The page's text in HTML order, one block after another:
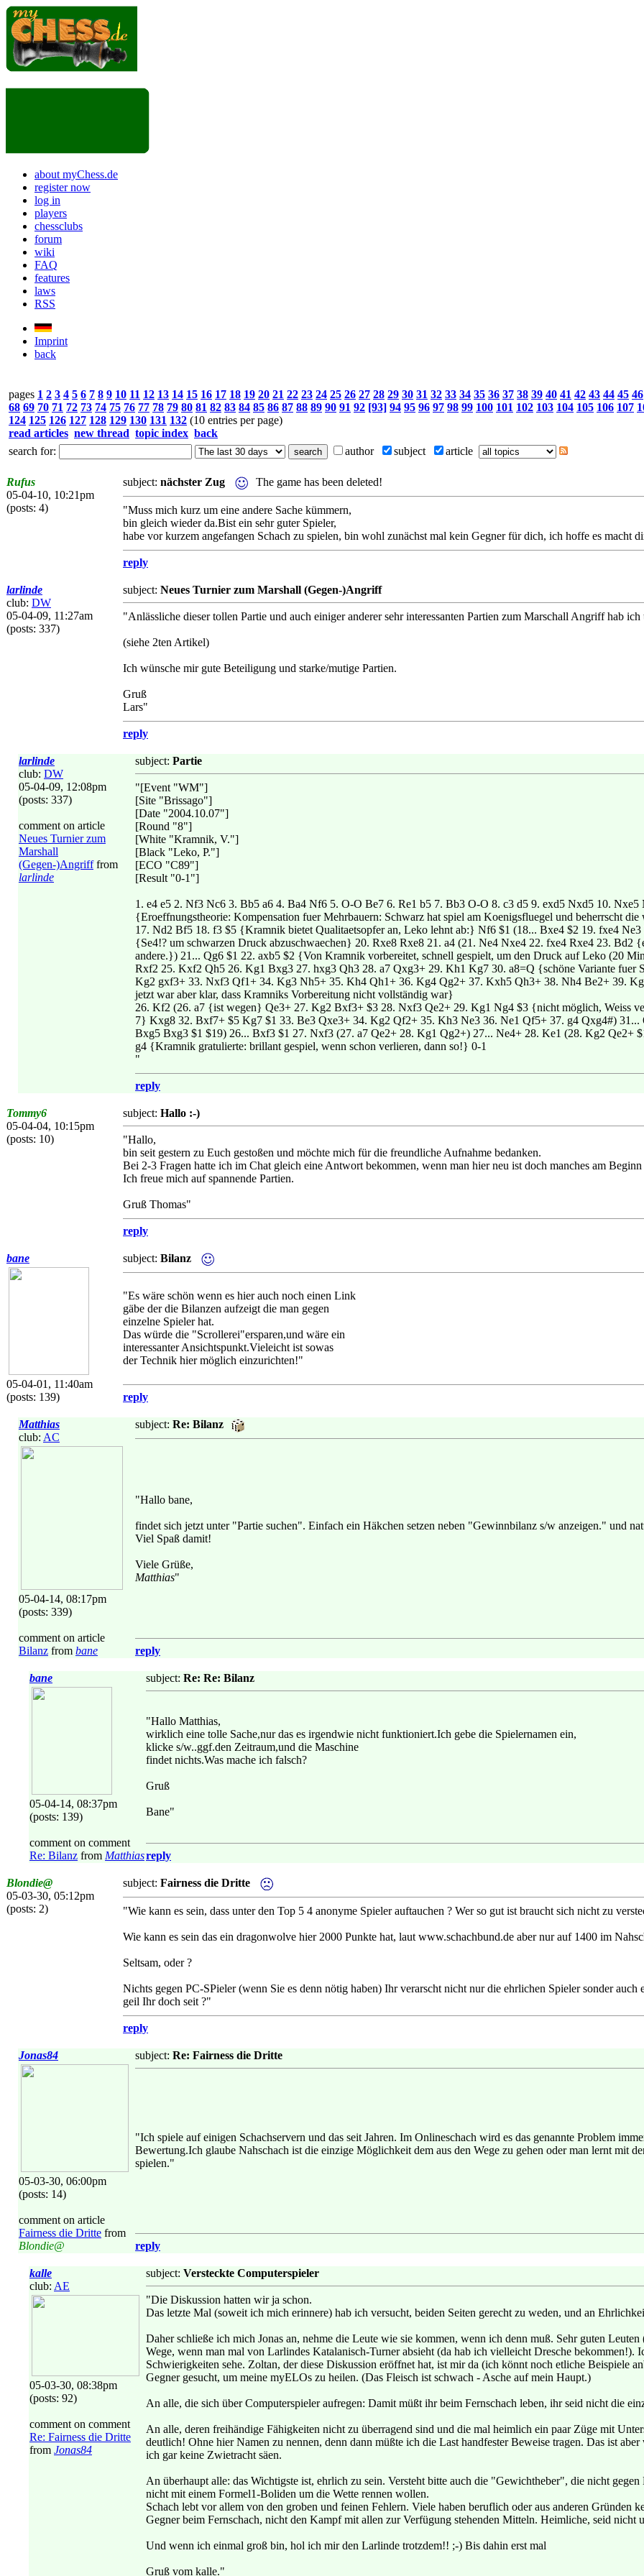
about myChess.de
register now
log in
players
chessclubs
forum
wiki
FAQ
features
laws
RSS
Imprint
back
pages 1 2 3 4 5 6 7 8 9 10 11 12 13 14 15 16 17 18 19 20 21 22 23 24 25 26 27 28 29 30 31 32 33 34 35 36 37 38 39 40 41 42 43 44 45 46
68 69 70 71 72 73 74 75 76 77 78 79 80 81 82 83 84 85 86 87 88 89 90 91 92 [93] 94 95 96 97 98 99 100 101 102 103 104 105 106 107
124 125 126 127 128 129 130 131 132 (10 entries per page)
read articles new thread topic index back
search for:
author subject article
Rufus
05-04-10, 10:21pm
(posts: 4)
subject: nächster Zug The game has been deleted!
"Muss mich kurz um eine andere Sache kümmern,
bin gleich wieder da.Bist ein sehr guter Spieler,
habe vor kurzem angefangen Schach zu spielen, bin wohl zunächst mal kein Gegner für dich, ich hoffe es macht
reply
larlinde
club: DW
05-04-09, 11:27am
(posts: 337)
subject: Neues Turnier zum Marshall (Gegen-)Angriff
"Anlässliche dieser tollen Partie und auch einiger anderer sehr interessanten Partien zum Marschall Angriff hab
(siehe 2ten Artikel)
Ich wünsche mir gute Beteiligung und starke/mutige Partien.
Gruß
Lars"
reply
larlinde
club: DW
05-04-09, 12:08pm
(posts: 337)
comment on article
Neues Turnier zum
Marshall
(Gegen-)Angrifffrom
larlinde
subject: Partie
"[Event "WM"]
[Site "Brissago"]
[Date "2004.10.07"]
[Round "8"]
[White "Kramnik, V."]
[Black "Leko, P."]
[ECO "C89"]
[Result "0-1"]
1. e4 e5 2. Nf3 Nc6 3. Bb5 a6 4. Ba4 Nf6 5. O-O Be7 6. Re1 b5 7. Bb3 O-O 8. c3 d5 9. exd5 Nxd5 10.
{Eroeffnungstheorie: Kompensation fuer Mehrbauern: Schwarz hat spiel am Koenigsfluegel und beherrscht
17. Nd2 Bf5 18. f3 $5 {Kramnik bietet Qualitaetsopfer an, Leko lehnt ab:} Nf6 $1 (18... Bxe4 $2 19. fxe4
{Se4!? um schwarzen Druck abzuschwaechen} 20. Rxe8 Rxe8 21. a4 (21. Ne4 Nxe4 22. fxe4 Rxe4 23. Bd2
andere.}) 21... Qg6 $1 22. axb5 $2 {Von Kramnik vorbereitet, schnell gespielt, um den Druck auf Leko (20
Rxf2 25. Kxf2 Qh5 26. Kg1 Bxg3 27. hxg3 Qh3 28. a7 Qxg3+ 29. Kh1 Kg7 30. a8=Q {schöne Variante fuer
Kg2 gxf3+ 33. Nxf3 Qf1+ 34. Kg3 Nh5+ 35. Kh4 Qh1+ 36. Kg4 Qg2+ 37. Kxh5 Qh3+ 38. Nh4 Be2+ 39.
jetzt war aber klar, dass Kramniks Vorbereitung nicht vollständig war}
26. Kf2 (26. a7 {ist wegen} Qe3+ 27. Kg2 Bxf3+ $3 28. Nxf3 Qe2+ 29. Kg1 Ng4 $3 {nicht möglich, Weiss
7} Kxg8 32. Bxf7+ $5 Kg7 $1 33. Be3 Qxe3+ 34. Kg2 Qf2+ 35. Kh3 Ne3 36. Ne1 Qf5+ 37. g4 Qxg4#)
Bxg5 Bxg3 $1 $19) 26... Bxf3 $1 27. Nxf3 (27. a7 Qe2+ 28. Kg1 Qg2+) 27... Ne4+ 28. Ke1 (28. Kg2
g4 {Kramnik gratulierte: brillant gespiel, wenn schon verlieren, dann so!} 0-1
"
reply
Tommy6
05-04-04, 10:15pm
(posts: 10)
subject: Hallo :-)
"Hallo,
bin seit gestern zu Euch gestoßen und möchte mich für die freundliche Aufnahme bedanken.
Bei 2-3 Fragen hatte ich im Chat gleich eine Antwort bekommen, wenn man hier neu ist doch manches am
Ich freue mich auf spannende Partien.
Gruß Thomas"
reply
bane
05-04-01, 11:40am
(posts: 139)
subject: Bilanz
"Es wäre schön wenn es hier auch noch einen Link
gäbe der die Bilanzen aufzeigt die man gegen
einzelne Spieler hat.
Das würde die "Scrollerei"ersparen,und wäre ein
interessanter Ansichtspunkt.Vieleicht ist sowas
der Technik hier möglich einzurichten!"
reply
Matthias
club: AC
05-04-14, 08:17pm
(posts: 339)
comment on article
Bilanz from bane
subject: Re: Bilanz
"Hallo bane,
findet sich jetzt unter "Partie suchen". Einfach ein Häkchen setzen neben "Gewinnbilanz s/w anzeigen." und
Viel Spaß damit!
Viele Grüße,
Matthias"
reply
bane
05-04-14, 08:37pm
(posts: 139)
comment on comment
Re: Bilanz from Matthias
subject: Re: Re: Bilanz
"Hallo Matthias,
wirklich eine tolle Sache,nur das es irgendwie nicht funktioniert.Ich gebe die Spielernamen ein,
klicke s/w..ggf.den Zeitraum,und die Maschine
findet nichts.Was mache ich falsch?
Gruß
Bane"
reply
Blondie@
05-03-30, 05:12pm
(posts: 2)
subject: Fairness die Dritte
"Wie kann es sein, dass unter den Top 5 4 anonyme Spieler auftauchen ? Wer so gut ist braucht sich nicht zu
Wie kann es sein das ein dragonwolve hier 2000 Punkte hat, laut www.schachbund.de aber nur auf 1400 im
Seltsam, oder ?
Nichts gegen PC-SPieler (wenn Sie es denn nötig haben) Ihr verarscht nicht nur die ehrlichen Spieler sonder
geil Ihr doch seit ?"
reply
Jonas84
05-03-30, 06:00pm
(posts: 14)
comment on article
Fairness die Dritte from
Blondie@
subject: Re: Fairness die Dritte
"Ich spiele auf einigen Schachservern und das seit Jahren. Im Onlineschach wird es das genannte Problem
Bewertung.Ich glaube Nahschach ist die einzige Möglichkeit dem aus den Wege zu gehen oder man lernt mit
spielen."
reply
kalle
club: AE
05-03-30, 08:38pm
(posts: 92)
comment on comment
Re: Fairness die Dritte
from Jonas84
subject: Versteckte Computerspieler
"Die Diskussion hatten wir ja schon.
Das letzte Mal (soweit ich mich erinnere) hab ich versucht, beiden Seiten gerecht zu weden, und an
Daher schließe ich mich Jonas an, nehme die Leute wie sie kommen, wenn ich denn muß. Sehr guten
Wege, wenn man mal von Larlindes Katalanisch-Turner absieht (da hab ich vielleicht Dresche
Schwierigkeiten sehe. Zoltan, der diese Diskussion eröffnet hat, ist mir da (ich könnt noch etliche Beispiele
Gegner gesucht, um meine myELOs zu heilen. (Das Fleisch ist schwach - Asche auf mein Haupt.)
An alle, die sich über Computerspieler aufregen: Damit müßt ihr beim Fernschach leben, ihr seid nicht die
An alle, deren freihändige Fähigkeiten nicht zu überragend sind und die mal heimlich ein paar Züge mit
deutlich! Ohne hier Namen zu nennen, denn dann müßte ich die Last handfester Beweise tragen. Das ist
ich gar keine Zwietracht säen.
An überhaupt alle: das Wichtigste ist, ehrlich zu sein. Versteht bitte auch die "Gewichtheber", die nicht
nicht mit einem Formel1-Boliden um die Wette rennen wollen.
Schach lebt vor allem von den groben und feinen Fehlern. Viele haben beruflich oder aus anderen Gründen
Gegner beim Fernschach, nicht den Kampf mit allen zur Verfügung stehenden Mitteln. Heimliche, seid
Und wenn ich einmal groß bin, hol ich mir den Larlinde trotzdem!! ;-) Bis dahin erst mal
Gruß vom kalle."